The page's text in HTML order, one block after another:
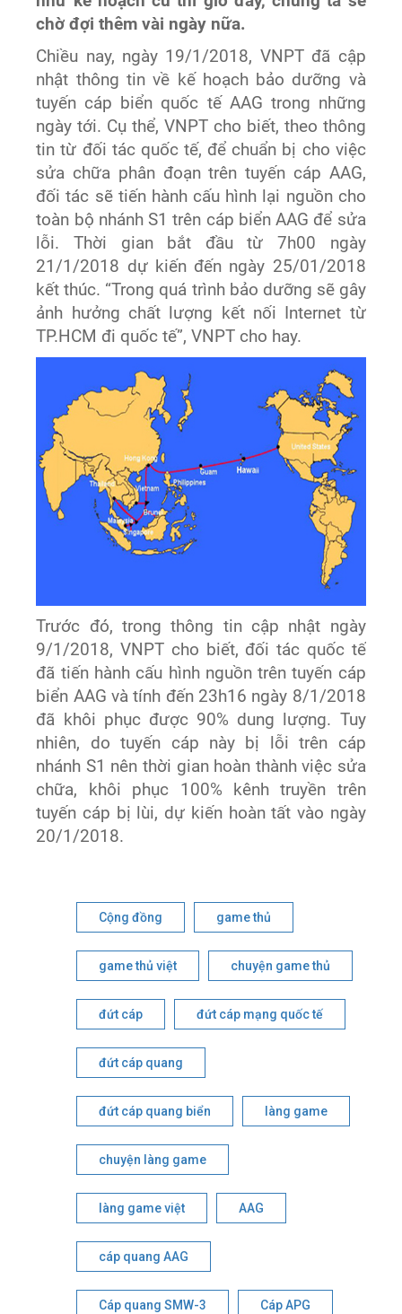
chờ đợi thêm vài ngày nữa.
Chiều nay, ngày 19/1/2018, VNPT đã cập
nhật thông tin về kế hoạch bảo dưỡng và
tuyến cáp biển quốc tế AAG trong những
ngày tới. Cụ thể, VNPT cho biết, theo thông
tin từ đối tác quốc tế, để chuẩn bị cho việc
sửa chữa phân đoạn trên tuyến cáp AAG,
đối tác sẽ tiến hành cấu hình lại nguồn cho
toàn bộ nhánh S1 trên cáp biển AAG để sửa
lỗi. Thời gian bắt đầu từ 7h00 ngày
21/1/2018 dự kiến đến ngày 25/01/2018
kết thúc. “Trong quá trình bảo dưỡng sẽ gây
ảnh hưởng chất lượng kết nối Internet từ
TP.HCM đi quốc tế”, VNPT cho hay.
Trước đó, trong thông tin cập nhật ngày
9/1/2018, VNPT cho biết, đối tác quốc tế
đã tiến hành cấu hình nguồn trên tuyến cáp
biển AAG và tính đến 23h16 ngày 8/1/2018
đã khôi phục được 90% dung lượng. Tuy
nhiên, do tuyến cáp này bị lỗi trên cáp
nhánh S1 nên thời gian hoàn thành việc sửa
chữa, khôi phục 100% kênh truyền trên
tuyến cáp bị lùi, dự kiến hoàn tất vào ngày
20/1/2018.
Cộng đồng game thủ
game thủ việt chuyện game thủ
đứt cáp đứt cáp mạng quốc tế
đứt cáp quang
đứt cáp quang biển làng game
chuyện làng game
làng game việt AAG
cáp quang AAG
Cáp quang SMW-3 Cáp APG